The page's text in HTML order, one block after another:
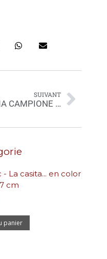
SUIVANT
VIA CAMPIONE – Casino B
- La casita... en color
cm
panier